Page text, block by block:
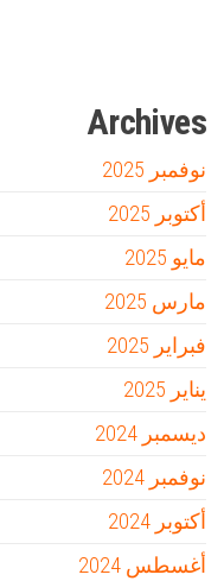
Archives
نوفمبر 2025
أكتوبر 2025
مايو 2025
مارس 2025
فبراير 2025
يناير 2025
ديسمبر 2024
نوفمبر 2024
أكتوبر 2024
أغسطس 2024